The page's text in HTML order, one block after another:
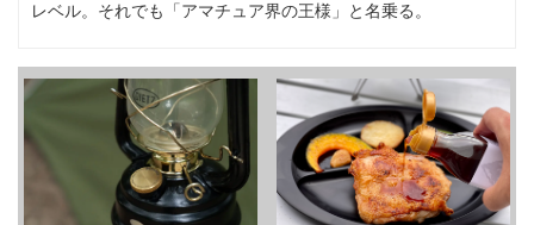
レベル。それでも「アマチュア界の王様」と名乗る。